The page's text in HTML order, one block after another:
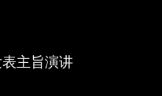
主旨演讲